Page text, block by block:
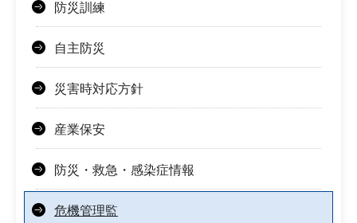
防災訓練
自主防災
災害時対応方針
産業保安
防災・救急・感染症情報
危機管理監